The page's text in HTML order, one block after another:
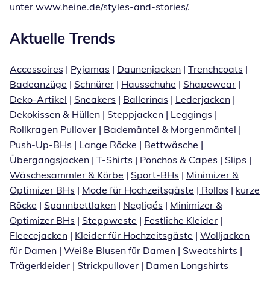
unter www.heine.de/styles-and-stories/.
Aktuelle Trends
Accessoires | Pyjamas | Daunenjacken | Trenchcoats |
Badeanzüge | Schnürer | Hausschuhe | Shapewear |
Deko-Artikel | Sneakers | Ballerinas | Lederjacken |
Dekokissen & Hüllen | Steppjacken | Leggings |
Rollkragen Pullover | Bademäntel & Morgenmäntel |
Push-Up-BHs | Lange Röcke | Bettwäsche |
Übergangsjacken | T-Shirts | Ponchos & Capes | Slips |
Wäschesammler & Körbe | Sport-BHs | Minimizer &
Optimizer BHs | Mode für Hochzeitsgäste | Rollos | kurze
Röcke | Spannbettlaken | Negligés | Minimizer &
Optimizer BHs | Steppweste | Festliche Kleider |
Fleecejacken | Kleider für Hochzeitsgäste | Wolljacken
für Damen | Weiße Blusen für Damen | Sweatshirts |
Trägerkleider | Strickpullover | Damen Longshirts